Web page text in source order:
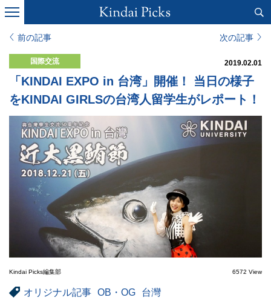
前の記事 次の記事
国際交流 2019.02.01
「KINDAI EXPO in 台湾」開催！ 当日の様子
をKINDAI GIRLSの台湾人留学生がレポート！
Kindai Picks編集部 6572 View
オリジナル記事 OB・OG
台灣